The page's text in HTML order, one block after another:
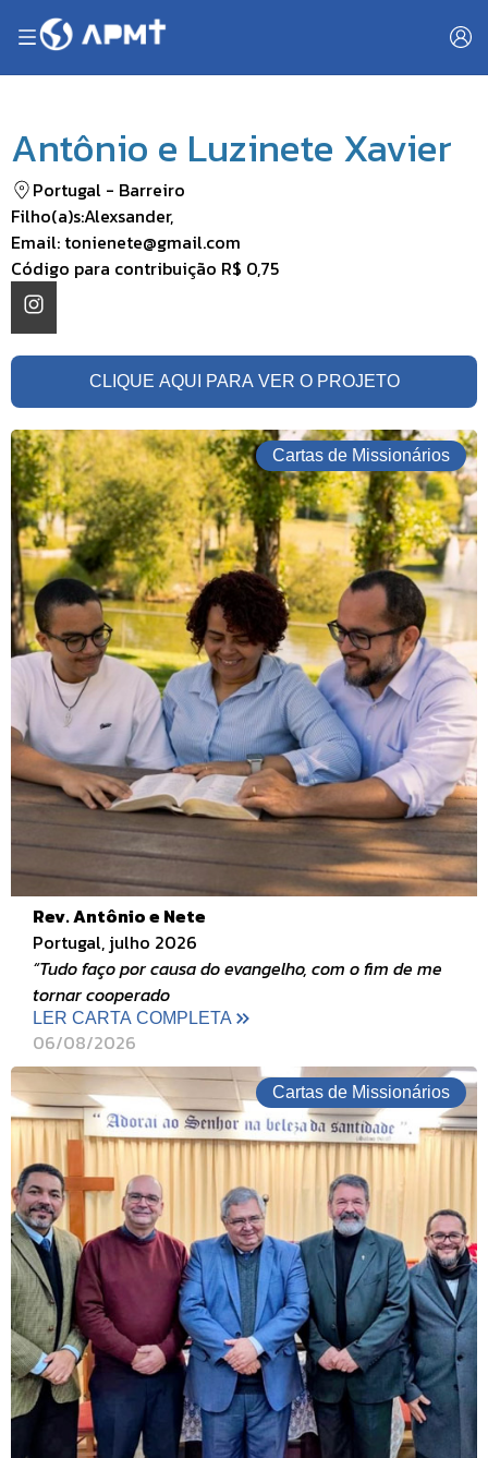
Antônio e Luzinete Xavier
Portugal - Barreiro
Filho(a)s:Alexsander,
Email: tonienete@gmail.com
Código para contribuição R$ 0,75
CLIQUE AQUI PARA VER O PROJETO
Cartas de Missionários
Rev. Antônio e Nete
Portugal, julho 2026
“Tudo faço por causa do evangelho, com o fim de me
tornar cooperado
LER CARTA COMPLETA
06/08/2026
Cartas de Missionários